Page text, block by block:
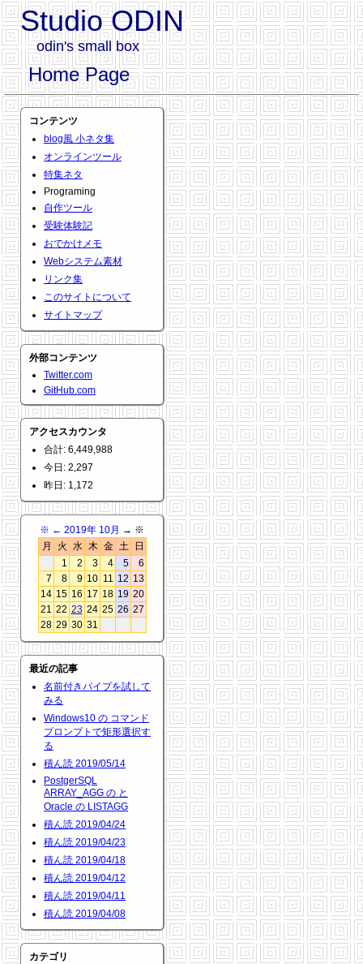
Studio ODIN
odin's small box
Home Page
コンテンツ
blog風 小ネタ集
オンラインツール
特集ネタ
Programing
自作ツール
受験体験記
おでかけメモ
Webシステム素材
リンク集
このサイトについて
サイトマップ
外部コンテンツ
Twitter.com
GitHub.com
アクセスカウンタ
合計: 6,449,988
今日: 2,297
昨日: 1,172
※ ← 2019年 10月 → ※
月
火 水 木 金 土
日
1
2 3 4 5
6
7
8 9 10 11 12 13
14 15 16 17 18 19 20
21 22 23 24 25 26 27
28 29 30 31
最近の記事
名前付きパイプを試して
みる
Windows10 の コマンド
プロンプトで矩形選択す
る
積ん読 2019/05/14
PostgerSQL
ARRAY_AGG の と
Oracle の LISTAGG
積ん読 2019/04/24
積ん読 2019/04/23
積ん読 2019/04/18
積ん読 2019/04/12
積ん読 2019/04/11
積ん読 2019/04/08
カテゴリ